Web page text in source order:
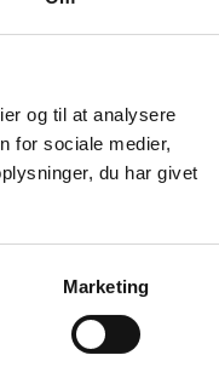
og til at analysere
for sociale medier,
du har givet
Marketing